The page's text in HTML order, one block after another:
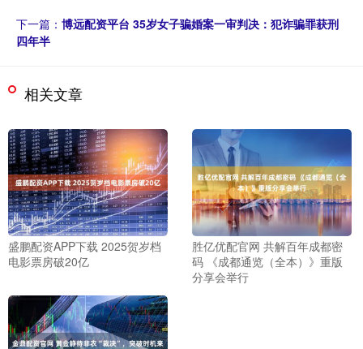
下一篇： 博远配资平台 35岁女子骗婚案一审判决：犯诈骗罪获刑
四年半
相关文章
盛鹏配资APP下载 2025贺岁档
电影票房破20亿
胜亿优配官网 共解百年成都密
码 《成都通览（全本）》重版
分享会举行